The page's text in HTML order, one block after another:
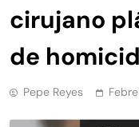
cirujano
de
Pepe Reyes